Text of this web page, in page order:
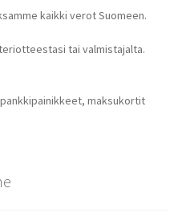
kaikki verot Suomeen.
tai valmistajalta.
maksukortit